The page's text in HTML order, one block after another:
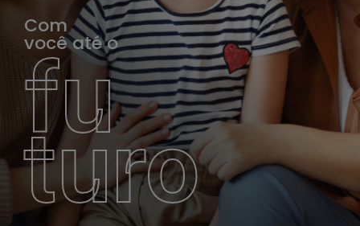
Com
você até o
fu
turo